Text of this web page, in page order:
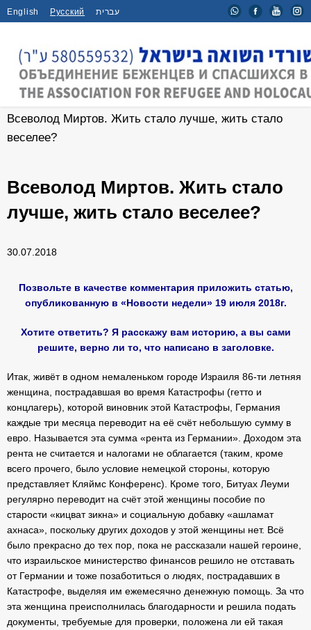
English Русский עברית
Главная / Новости /
Всеволод Миртов. Жить стало лучше, жить стало
веселее?
Всеволод Миртов. Жить стало
лучше, жить стало веселее?
30.07.2018
Позвольте в качестве комментария приложить статью,
опубликованную в «Новости недели» 19 июля 2018г.
Хотите ответить? Я расскажу вам историю, а вы сами
решите, верно ли то, что написано в заголовке.
Итак, живёт в одном немаленьком городе Израиля 86-ти летняя
женщина, пострадавшая во время Катастрофы (гетто и
концлагерь), которой виновник этой Катастрофы, Германия
каждые три месяца переводит на её счёт небольшую сумму в
евро. Называется эта сумма «рента из Германии». Доходом эта
рента не считается и налогами не облагается (таким, кроме
всего прочего, было условие немецкой стороны, которую
представляет Кляймс Конференс). Кроме того, Битуах Леуми
регулярно переводит на счёт этой женщины пособие по
старости «кицват зикна» и социальную добавку «ашламат
ахнаса», поскольку других доходов у этой женщины нет. Всё
было прекрасно до тех пор, пока не рассказали нашей героине,
что израильское министерство финансов решило не отставать
от Германии и тоже позаботиться о людях, пострадавших в
Катастрофе, выделяя им ежемесячно денежную помощь. За что
эта женщина преисполнилась благодарности и решила подать
документы, требуемые для проверки, положена ли ей такая